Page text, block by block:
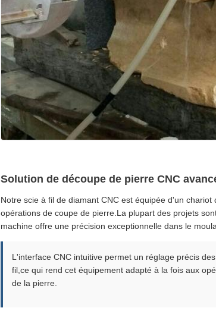
Solution de découpe de pierre CNC
Notre scie à fil de diamant CNC est équipée d'un
opérations de coupe de pierre.La plupart des projets
machine offre une précision exceptionnelle dans le
L'interface CNC intuitive permet un réglage précis
fil,ce qui rend cet équipement adapté à la fois aux
de la pierre.